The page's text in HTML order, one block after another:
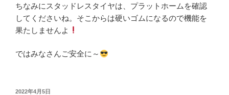
ちなみにスタッドレスタイヤは、プラットホームを確認
してくださいね。そこからは硬いゴムになるので機能を
果たしませんよ
ではみなさんご安全に～
投
2022年4月5日